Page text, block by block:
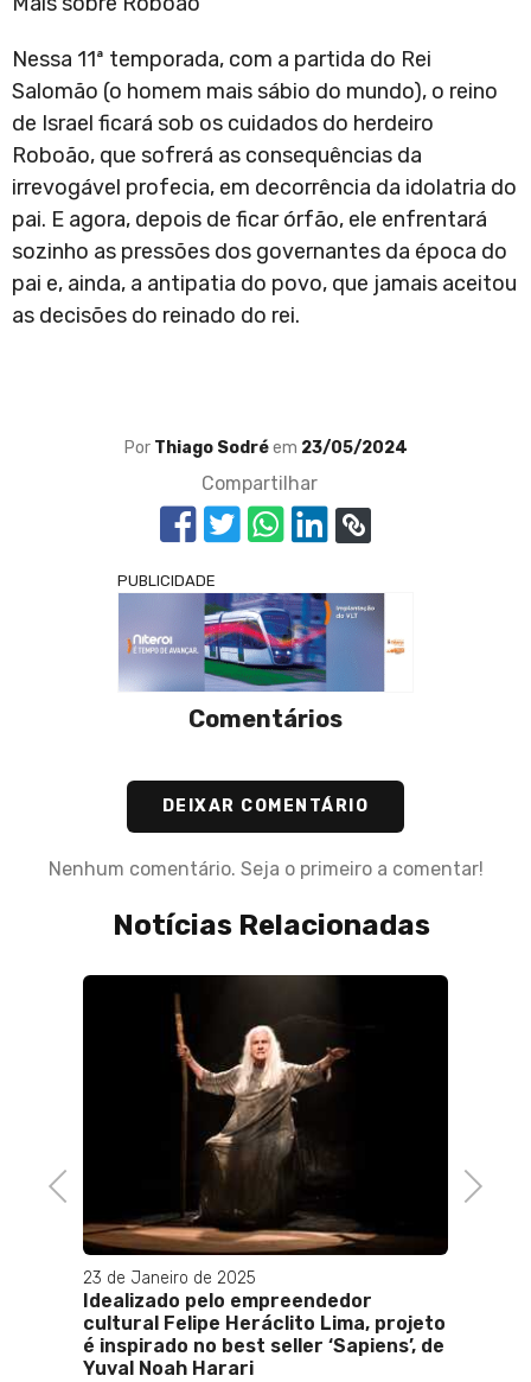
Nessa 11ª temporada, com a partida do Rei
Salomão (o homem mais sábio do mundo), o reino
de Israel ficará sob os cuidados do herdeiro
Roboão, que sofrerá as consequências da
irrevogável profecia, em decorrência da idolatria do
pai. E agora, depois de ficar órfão, ele enfrentará
sozinho as pressões dos governantes da época do
pai e, ainda, a antipatia do povo, que jamais aceitou
as decisões do reinado do rei.
Por Thiago Sodréem 23/05/2024
Compartilhar
PUBLICIDADE
Comentários
DEIXAR COMENTÁRIO
Nenhum comentário. Seja o primeiro a comentar!
Notícias Relacionadas
Previous
23 de Janeiro de 2025
Idealizado pelo empreendedor
cultural Felipe Heráclito Lima, projeto
é inspirado no best seller ‘Sapiens’, de
Yuval Noah Harari
Next